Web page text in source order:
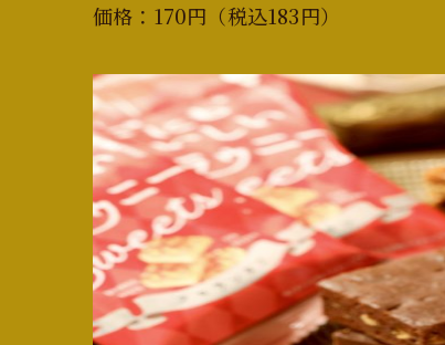
価格：170円（税込183円）